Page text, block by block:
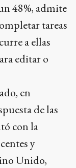
48%, admite
tareas
a ellas
editar o
en
de las
con la
y
Unido,